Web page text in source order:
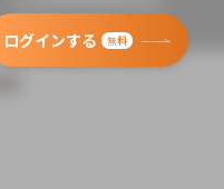
ログインする 無料